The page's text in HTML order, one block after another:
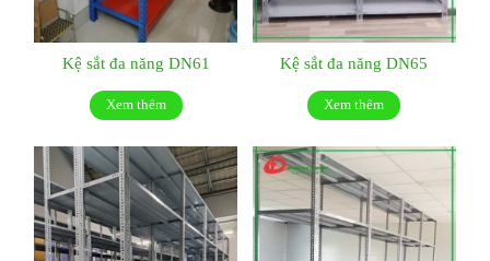
Kệ sắt đa năng DN61
Xem thêm
Kệ sắt đa năng DN65
Xem thêm